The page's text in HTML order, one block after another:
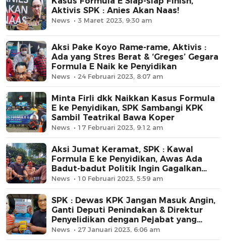
Aktivis SPK : Anies Akan Naas!
News 3 Maret 2023, 9:30 am
Aksi Pake Koyo Rame-rame, Aktivis :
Ada yang Stres Berat & ‘Greges’ Gegara
Formula E Naik ke Penyidikan
News 24 Februari 2023, 8:07 am
Minta Firli dkk Naikkan Kasus Formula
E ke Penyidikan, SPK Sambangi KPK
Sambil Teatrikal Bawa Koper
News 17 Februari 2023, 9:12 am
Aksi Jumat Keramat, SPK : Kawal
Formula E ke Penyidikan, Awas Ada
Badut-badut Politik Ingin Gagalkan
KPK!
News 10 Februari 2023, 5:59 am
SPK : Dewas KPK Jangan Masuk Angin,
Ganti Deputi Penindakan & Direktur
Penyelidikan dengan Pejabat yang
Kompeten!
News 27 Januari 2023, 6:06 am